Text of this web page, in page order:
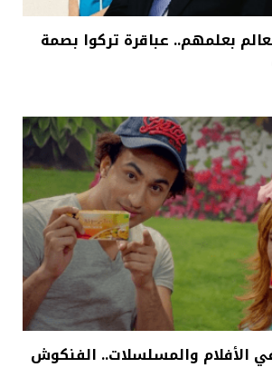
بعلمهم.. عباقرة تركوا بصمة
الأفلام والمسلسلات.. الفنكوش